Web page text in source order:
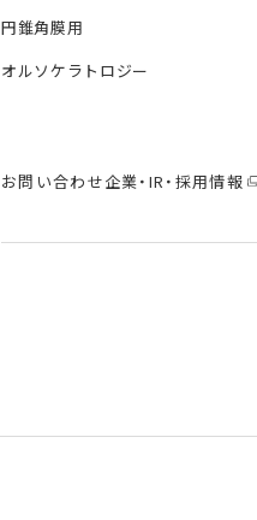
円錐角膜用
オルソケラトロジー
お問い合わせ企業・IR・採用情報